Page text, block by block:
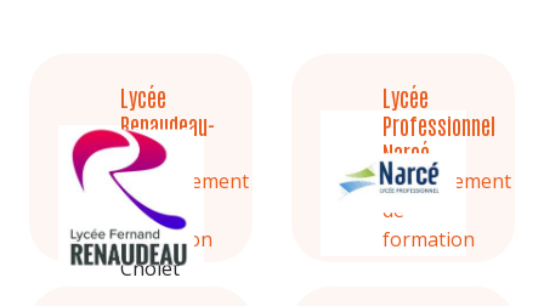
Lycée
Renaudeau-
La Mode
Etablissement
de
formation
Cholet
Lycée
Professionnel
Narcé
Etablissement
de
formation